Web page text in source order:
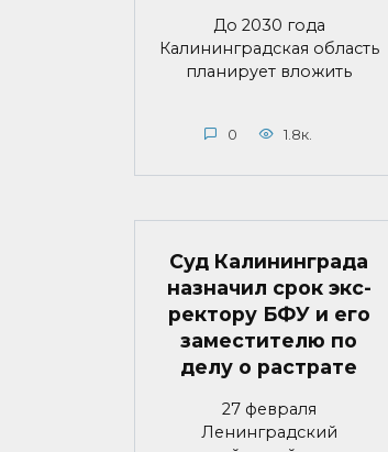
До 2030 года
Калининградская область
планирует вложить
0 1.8к.
Суд Калининграда
назначил срок экс-
ректору БФУ и его
заместителю по
делу о растрате
27 февраля
Ленинградский